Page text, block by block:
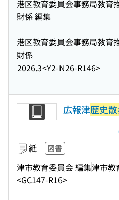
港区教育委員会事務局教育
財係 編集
港区教育委員会事務局教育
財係
2026.3<Y2-N26-R146>
広報津歴史
紙 図書
津市教育委員会 編集津市教
<GC147-R16>